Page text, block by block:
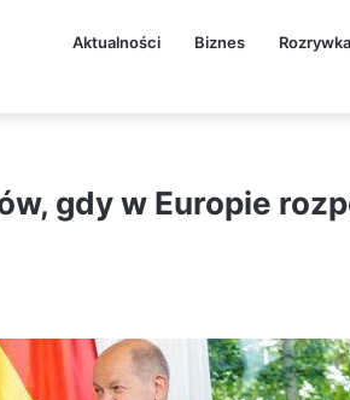
Aktualności Biznes Rozrywka
gdy w Europie